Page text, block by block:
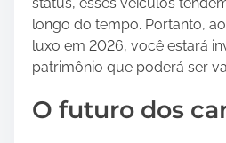
longo do tempo. Portanto,
luxo em 2026, você estará
patrimônio que poderá ser
O futuro dos